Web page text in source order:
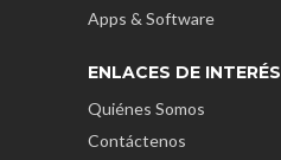
Apps & Software
ENLACES DE INTERÉS
Quiénes Somos
Contáctenos